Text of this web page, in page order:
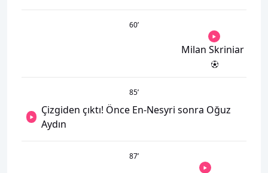
60’
Milan Skriniar
85’
Çizgiden çıktı! Önce En-Nesyri sonra Oğuz
Aydın
87’